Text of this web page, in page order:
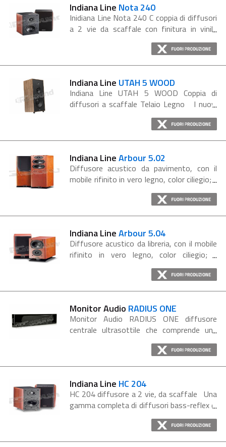
Indiana Line Nota 240
Inidiana Line Nota 240 C coppia di diffusori
a 2 vie da scaffale con finitura in vinile
rosso ciliegio, woofer 107mm e tweeter
26mm. Nota 240 diffusori acustici da
scaffale equipaggiati con woofer dal...
Indiana Line UTAH 5 WOOD
Indiana Line UTAH 5 WOOD Coppia di
diffusori a scaffale Telaio Legno I nuovi
Indiana Line Utah 5 incarnano la tradizione
del marchio con un design classico e
soluzioni tecniche avanzate,...
Indiana LineArbour 5.02
Diffusore acustico da pavimento, con il
mobile rifinito in vero legno, color ciliegio; il
complesso magnetico di tutti gli
altoparlanti è schermato, possono
pertanto essere posizionati in prossimità...
Indiana LineArbour 5.04
Diffusore acustico da libreria, con il mobile
rifinito in vero legno, color ciliegio; il
complesso magnetico di tutti gli
altoparlanti è schermato, possono
pertanto essere posizionati in prossimità...
Monitor Audio RADIUS ONE
Monitor Audio RADIUS ONE diffusore
centrale ultrasottile che comprende una
unità per il canale centrale e i canali centrali.
Finitura nero laccato, staffa incluse nella
confezione. RADIUS...
Indiana Line HC 204
HC 204 diffusore a 2 vie, da scaffale Una
gamma completa di diffusori bass-reflex di
nuovissimo progetto, che utilizzano le più
recenti tecnologie per fornire le prestazioni
richieste dalle...